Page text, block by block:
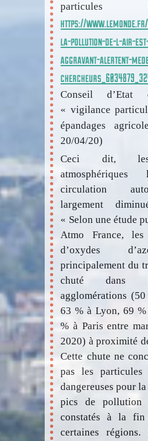
https://
la-pollution-de-l-air-
aggravant-alertent-
Conseil d’Etat
« vigilance
épandages
20/04/20)
Ceci dit, les
circulation
largement
« Selon une étude
Atmo France, les
d’oxydes
principalement du
chuté dans
agglomérations
63 % à Lyon, 69
% à Paris entre
2020) à proximité
Cette chute ne
pas les
dangereuses pour
pics de pollution
constatés à la fin
certaines